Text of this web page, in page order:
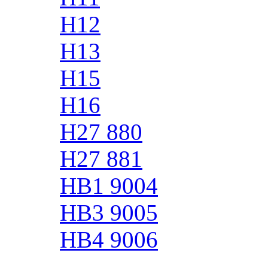
H12
H13
H15
H16
H27 880
H27 881
HB1 9004
HB3 9005
HB4 9006